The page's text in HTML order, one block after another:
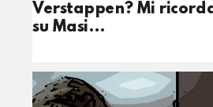
Verstappen? Mi
su Masi…